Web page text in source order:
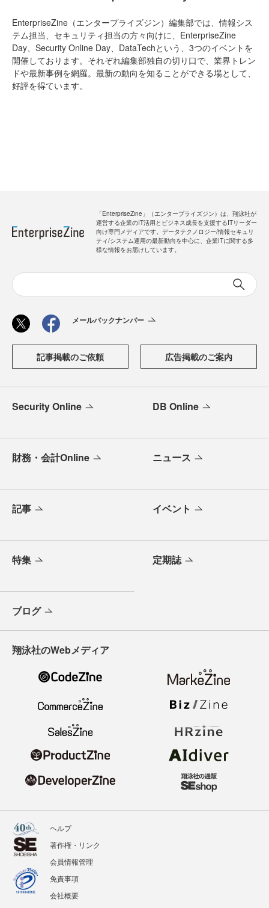
EnterpriseZine（エンタープライズジン）編集部では、情報シス
テム担当、セキュリティ担当の方々向けに、EnterpriseZine
Day、Security Online Day、DataTechという、3つのイベントを
開催しております。それぞれ編集部独自の切り口で、業界トレン
ドや最新事例を網羅。最新の動向を知ることができる場として、
好評を得ています。
「EnterpriseZine」（エンタープライズジン）は、翔泳社が
運営する企業のIT活用とビジネス成長を支援するITリーダー
向け専門メディアです。データテクノロジー/情報セキュリ
ティ/システム運用の最新動向を中心に、企業ITに関する多
様な情報をお届けしています。
メールバックナンバー
記事掲載のご依頼 広告掲載のご案内
Security Online DB Online
財務・会計Online ニュース
記事 イベント
特集 定期誌
ブログ
翔泳社のWebメディア
ヘルプ
著作権・リンク
会員情報管理
免責事項
会社概要